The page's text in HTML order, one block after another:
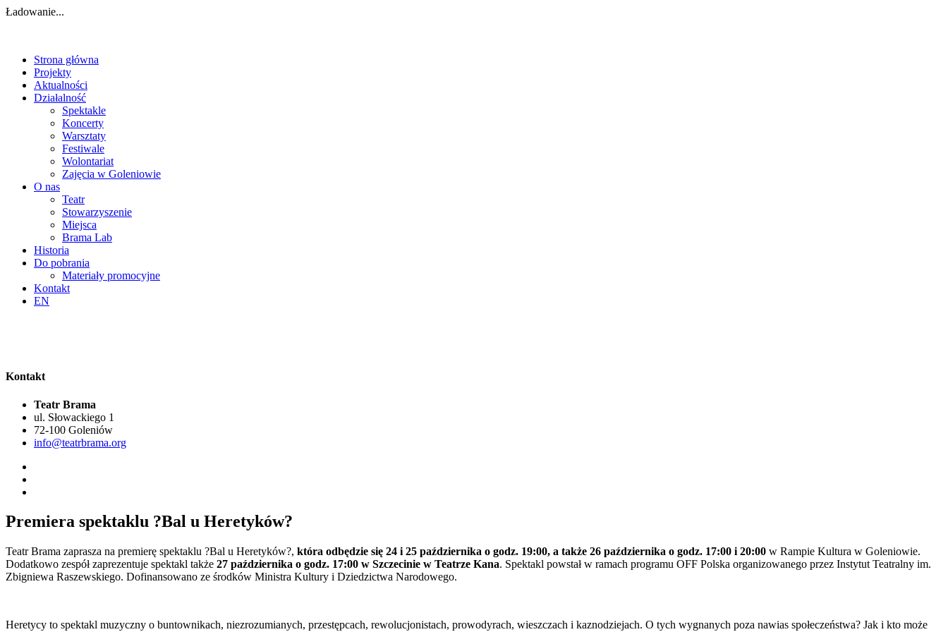
Ładowanie...
Strona główna
Projekty
Aktualności
Działalność
Spektakle
Koncerty
Warsztaty
Festiwale
Wolontariat
Zajęcia w Goleniowie
O nas
Teatr
Stowarzyszenie
Miejsca
Brama Lab
Historia
Do pobrania
Materiały promocyjne
Kontakt
EN
Kontakt
Teatr Brama
ul. Słowackiego 1
72-100 Goleniów
info@teatrbrama.org
Premiera spektaklu ?Bal u Heretyków?
Teatr Brama zaprasza na premierę spektaklu ?Bal u Heretyków?, która odbędzie się 24 i 25 października o godz. 19:00, a także 26 października o godz. 17:00 i 20:00 w Rampie Kultura w Goleniowie.
Dodatkowo zespół zaprezentuje spektakl także 27 października o godz. 17:00 w Szczecinie w Teatrze Kana. Spektakl powstał w ramach programu OFF Polska organizowanego przez Instytut Teatralny im.
Zbigniewa Raszewskiego. Dofinansowano ze środków Ministra Kultury i Dziedzictwa Narodowego.
Heretycy to spektakl muzyczny o buntownikach, niezrozumianych, przestępcach, rewolucjonistach, prowodyrach, wieszczach i kaznodziejach. O tych wygnanych poza nawias społeczeństwa? Jak i kto może